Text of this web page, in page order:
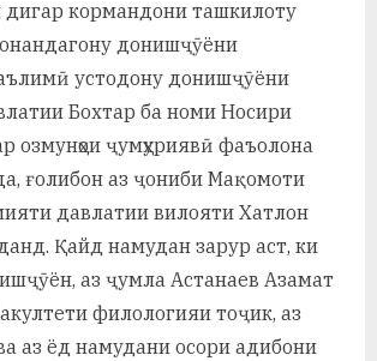
дигар кормандони ташкилоту
донишҷӯёни
устодону донишҷӯёни
Бохтар ба номи Носири
озмунҳои ҷумҳуриявӣ фаъолона
ғолибон аз ҷониби Мақомоти
давлатии вилояти Хатлон
Қайд намудан зарур аст, ки
аз ҷумла Астанаев Азамат
филологияи тоҷик, аз
аз ёд намудани осори адибони